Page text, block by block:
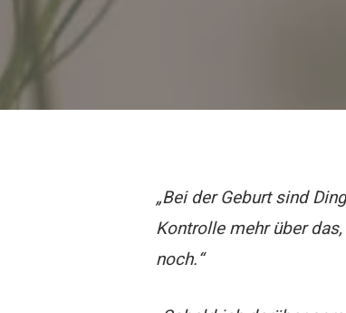
„Bei der Geburt sind
Kontrolle mehr über
noch.“